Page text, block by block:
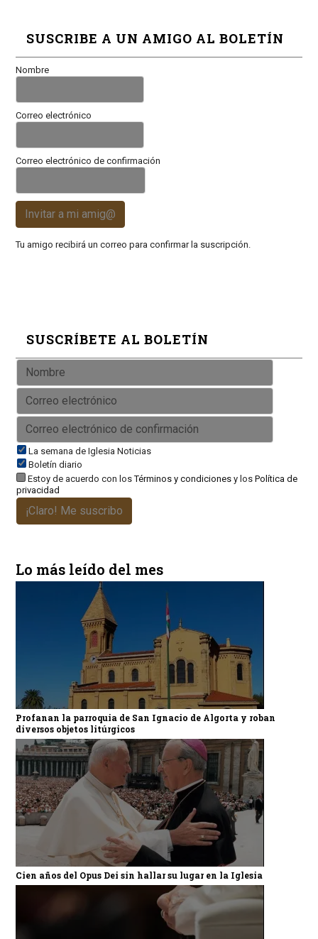
SUSCRIBE A UN AMIGO AL BOLETÍN
Nombre
Correo electrónico
Correo electrónico de confirmación
Invitar a mi amig@
Tu amigo recibirá un correo para confirmar la suscripción.
SUSCRÍBETE AL BOLETÍN
La semana de Iglesia Noticias
Boletín diario
Estoy de acuerdo con losTérminos y condicionesy los Política de
privacidad
¡Claro! Me suscribo
Lo más leído del mes
Profanan la parroquia de San Ignacio de Algorta y roban
diversos objetos litúrgicos
Cien años del Opus Dei sin hallar su lugar en la Iglesia